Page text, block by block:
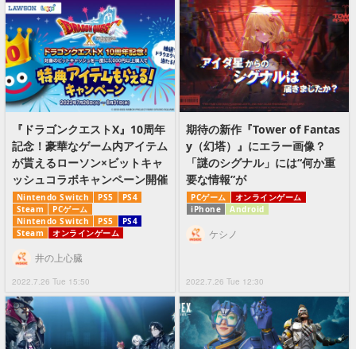
『ドラゴンクエストX』10周年
記念！豪華なゲーム内アイテム
が貰えるローソン×ビットキャ
ッシュコラボキャンペーン開催
Nintendo Switch PS5
PS4
Steam
PCゲーム
Nintendo Switch
PS5
PS4
Steam
オンラインゲーム
2022.7.26 Tue 15:50
井の上心臓
期待の新作『Tower of Fantas
y（幻塔）』にエラー画像？
「謎のシグナル」には“何か重
要な情報”が
PCゲーム
オンラインゲーム
iPhone
Android
2022.7.26 Tue 12:30
ケシノ